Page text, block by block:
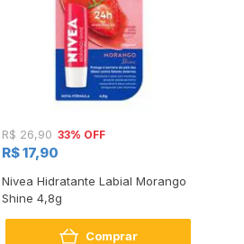
R$ 26,90 33% OFF
R$ 17,90
Nivea Hidratante Labial Morango
Shine 4,8g
Comprar